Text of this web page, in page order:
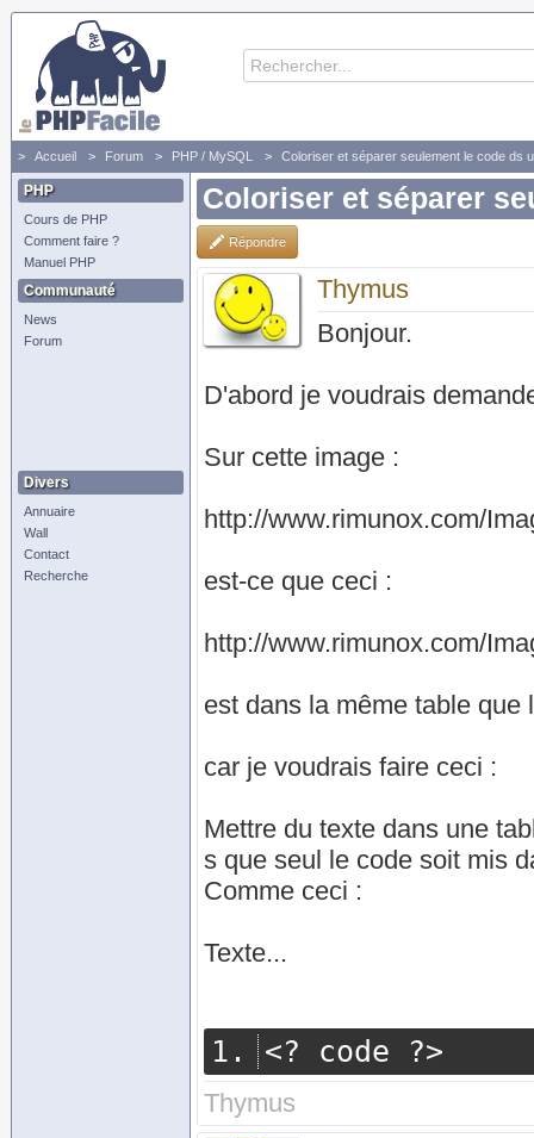
Accueil Forum PHP / MySQL Coloriser et séparer seulement le code ds
PHP
Cours de PHP
Comment faire ?
Manuel PHP
Communauté
News
Forum
Divers
Annuaire
Wall
Contact
Recherche
Coloriser et séparer
Répondre
Thymus
Bonjour.
D'abord je voudrais
Sur cette image :
http://www.rimunox.com/
est-ce que ceci :
http://www.rimunox.com/
est dans la même table
car je voudrais faire ceci :
Mettre du texte dans une
s que seul le code soit mis
Comme ceci :
Texte...
<? code ?>
Thymus